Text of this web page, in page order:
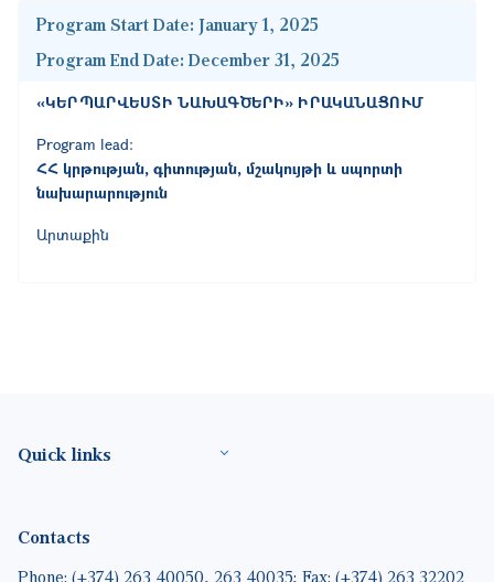
Program Start Date: January 1, 2025
Program End Date: December 31, 2025
«ԿԵՐՊԱՐՎԵՍՏԻ ՆԱԽԱԳԾԵՐԻ» ԻՐԱԿԱՆԱՑՈՒՄ
Program lead:
ՀՀ կրթության, գիտության, մշակույթի և սպորտի
նախարարություն
Արտաքին
Footer(ENG)
Quick links
Contacts
Phone: (+374) 263 40050, 263 40035; Fax: (+374) 263 32202